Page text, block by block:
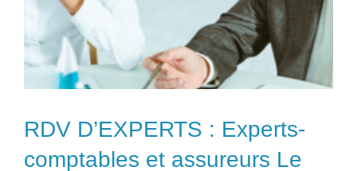
RDV D’EXPERTS : Experts-
comptables et assureurs Le